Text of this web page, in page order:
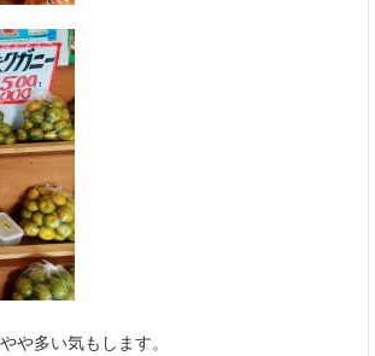
多い気もします。